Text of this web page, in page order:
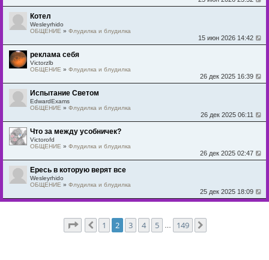
Котел
Wesleyrhido
ОБЩЕНИЕ » Флудилка и блудилка
15 июн 2026 14:42
реклама себя
Victorzlb
ОБЩЕНИЕ » Флудилка и блудилка
26 дек 2025 16:39
Испытание Светом
EdwardExams
ОБЩЕНИЕ » Флудилка и блудилка
26 дек 2025 06:11
Что за между усобничек?
Victorofd
ОБЩЕНИЕ » Флудилка и блудилка
26 дек 2025 02:47
Ересь в которую верят все
Wesleyrhido
ОБЩЕНИЕ » Флудилка и блудилка
25 дек 2025 18:09
Страница2 из 149
Пред.
1 2 3 4 5 149